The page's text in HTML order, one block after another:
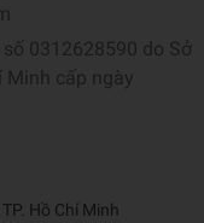
0312628590 do Sở
Minh cấp ngày
Hồ Chí Minh